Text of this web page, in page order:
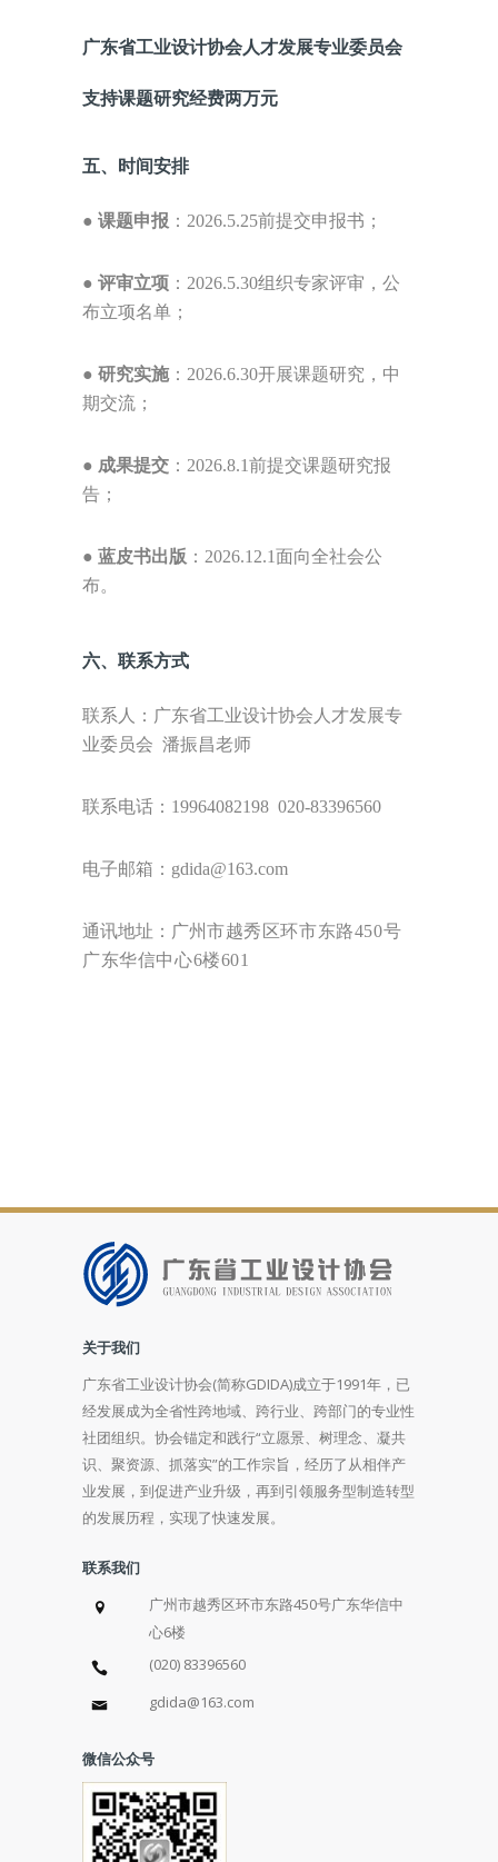
广东省工业设计协会人才发展专业委员会
支持课题研究经费两万元
五、 时间安排
● 课题申报 ： 2026.5.25前提交申报书；
● 评审立项 ： 2026.5.30组织专家评审，公
布立项名单；
● 研究实施： 2026.6.30开展课题研究，中
期交流；
● 成果提交 ： 2026.8.1前提交课题研究报
告；
● 蓝皮书出版 ： 2026.12.1面向全社会公
布。
六、联系方式
联系人： 广东省工业设计协会人才发展专
业委员会 潘振昌老师
联系电话： 19964082198 020-83396560
电子邮箱： gdida@163.com
通讯地址： 广州市越秀区环市东路450号
广东华信中心6楼601
关于我们
广东省工业设计协会(简称GDIDA)成立于1991年，已
经发展成为全省性跨地域、跨行业、跨部门的专业性
社团组织。协会锚定和践行“立愿景、树理念、凝共
识、聚资源、抓落实”的工作宗旨，经历了从相伴产
业发展，到促进产业升级，再到引领服务型制造转型
的发展历程，实现了快速发展。
联系我们
广州市越秀区环市东路450号广东华信中
心6楼
(020) 83396560
gdida@163.com
微信公众号